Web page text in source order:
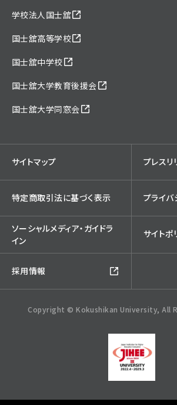
学校法人国士舘
国士舘高等学校
国士舘中学校
国士舘大学教育後援会
国士舘大学同窓会
サイトマップ プレスリ
特定商取引法に基づく表示 プライバ
ソーシャルメディア・ガイドラ
イン
サイトポ
採用情報
Copyright © Kokushikan University, All